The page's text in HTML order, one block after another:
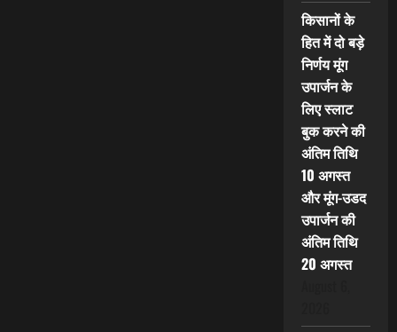
किसानों के
हित में दो बड़े
निर्णय मूंग
उपार्जन के
लिए स्लाट
बुक करने की
अंतिम तिथि
10 अगस्त
और मूंग-उडद
उपार्जन की
अंतिम तिथि
20 अगस्त